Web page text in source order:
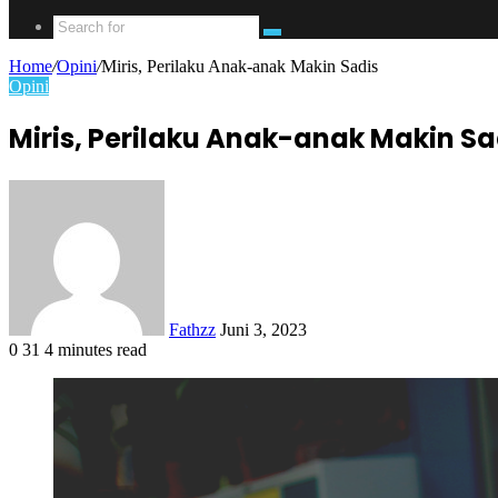
Search
for
Home/Opini/Miris, Perilaku Anak-anak Makin Sadis
Opini
Miris, Perilaku Anak-anak Makin
Fathzz Juni 3, 2023
0 31 4 minutes read